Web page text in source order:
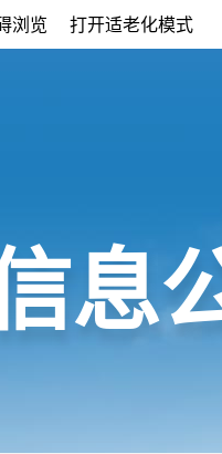
浏览 打开适老化模式
息